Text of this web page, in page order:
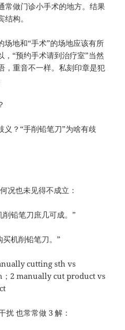
常做门诊小手术的地方。结果
构。
场地和“手术”的场地应该有所
，“预约手术请到治疗室”当然
，重音不一样。私刻印章是犯
义？“手削铅笔刀”为啥有歧
况也未见得不成立：
铅笔刀庶几可成。”
机削铅笔刀。”
cutting sth vs
2 manually cut product vs
扰 也常常做 3 解：